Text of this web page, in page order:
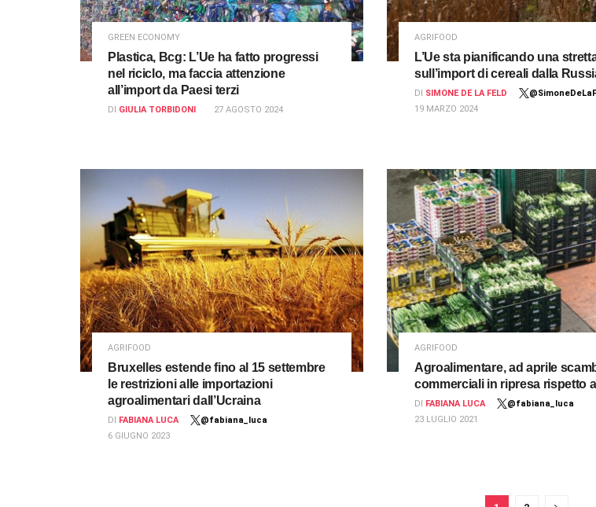
GREEN ECONOMY
Plastica, Bcg: L’Ue ha fatto progressi
nel riciclo, ma faccia attenzione
all’import da Paesi terzi
DI GIULIA TORBIDONI 27 AGOSTO 2024
AGRIFOOD
L’Ue sta pianificando una
sull’import di cereali dalla
DI SIMONE DE LA FELD
19 MARZO 2024
AGRIFOOD
Bruxelles estende fino al 15 settembre
le restrizioni alle importazioni
agroalimentari dall’Ucraina
DI FABIANA LUCA
@fabiana_luca
6 GIUGNO 2023
AGRIFOOD
Agroalimentare, ad aprile
commerciali in ripresa rispetto
DI FABIANA LUCA
@fabiana_luca
23 LUGLIO 2021